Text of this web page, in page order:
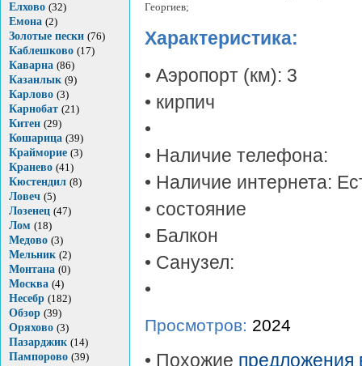
Елхово (32)
Емона (2)
Золотые пески (76)
Каблешково (17)
Каварна (86)
Казанлык (9)
Карлово (3)
Карнобат (21)
Китен (29)
Кошарица (39)
Крайморие (3)
Кранево (41)
Кюстендил (8)
Ловеч (5)
Лозенец (47)
Лом (18)
Медово (3)
Мельник (2)
Монтана (0)
Москва (4)
Несебр (182)
Обзор (39)
Оряхово (3)
Пазарджик (14)
Пампорово (39)
Георгиев;
Характеристика:
• Аэропорт (км): 3
• кирпич
•
• Наличие телефона:
• Наличие интернета:
• состояние
• Балкон
• Санузел:
•
Просмотров: 2024
• Похожие предложения